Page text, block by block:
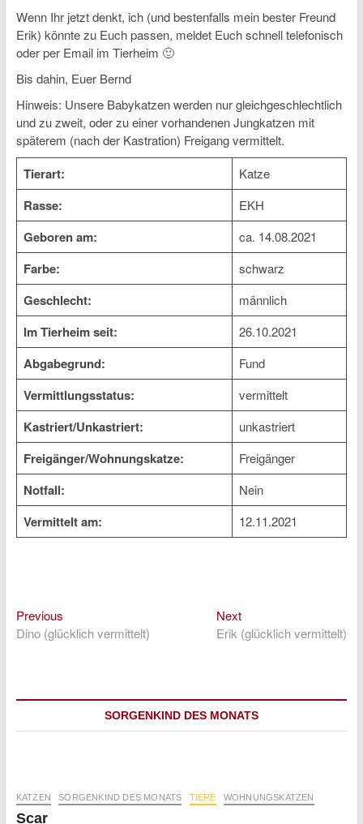
Wenn Ihr jetzt denkt, ich (und bestenfalls mein bester Freund
Erik) könnte zu Euch passen, meldet Euch schnell telefonisch
oder per Email im Tierheim 🙂
Bis dahin, Euer Bernd
Hinweis: Unsere Babykatzen werden nur gleichgeschlechtlich
und zu zweit, oder zu einer vorhandenen Jungkatzen mit
späterem (nach der Kastration) Freigang vermittelt.
Tierart: Katze
Rasse: EKH
Geboren am: ca. 14.08.2021
Farbe: schwarz
Geschlecht: männlich
Im Tierheim seit: 26.10.2021
Abgabegrund: Fund
Vermittlungsstatus: vermittelt
Kastriert/Unkastriert: unkastriert
Freigänger/Wohnungskatze: Freigänger
Notfall: Nein
Vermittelt am: 12.11.2021
Beitragsnavigation
PreviousPrevious
post:
Dino (glücklich vermittelt)
NextNext
post:
Erik (glücklich vermittelt)
SORGENKIND DES MONATS
KATZEN SORGENKIND DES MONATS TIERE WOHNUNGSKATZEN
Scar